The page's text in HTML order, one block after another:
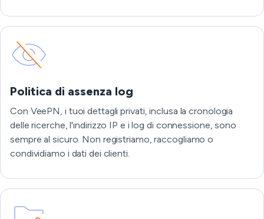
Politica di assenza log
Con VeePN, i tuoi dettagli privati, inclusa la cronologia
delle ricerche, l'indirizzo IP e i log di connessione, sono
sempre al sicuro. Non registriamo, raccogliamo o
condividiamo i dati dei clienti.